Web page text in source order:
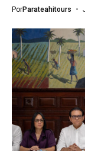
PorParateahitours